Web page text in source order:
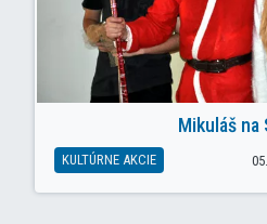
Mikuláš na
KULTÚRNE AKCIE